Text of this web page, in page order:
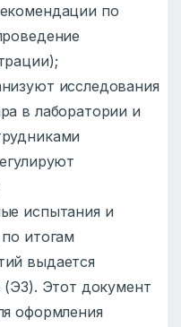
по
исследования
в лаборатории и
испытания и
итогам
выдается
(ЭЗ). Этот документ
оформления